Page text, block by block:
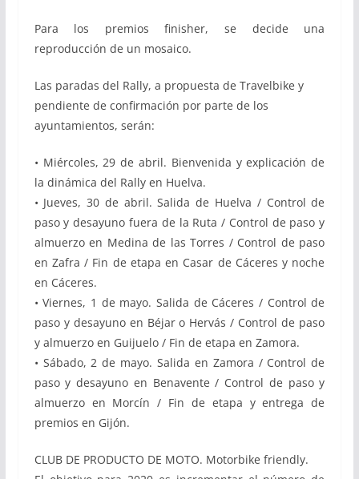
Para los premios finisher, se decide una
reproducción de un mosaico.
Las paradas del Rally, a propuesta de Travelbike y
pendiente de confirmación por parte de los
ayuntamientos, serán:
• Miércoles, 29 de abril. Bienvenida y explicación de
la dinámica del Rally en Huelva.
• Jueves, 30 de abril. Salida de Huelva / Control de
paso y desayuno fuera de la Ruta / Control de paso y
almuerzo en Medina de las Torres / Control de paso
en Zafra / Fin de etapa en Casar de Cáceres y noche
en Cáceres.
• Viernes, 1 de mayo. Salida de Cáceres / Control de
paso y desayuno en Béjar o Hervás / Control de paso
y almuerzo en Guijuelo / Fin de etapa en Zamora.
• Sábado, 2 de mayo. Salida en Zamora / Control de
paso y desayuno en Benavente / Control de paso y
almuerzo en Morcín / Fin de etapa y entrega de
premios en Gijón.
CLUB DE PRODUCTO DE MOTO. Motorbike friendly.